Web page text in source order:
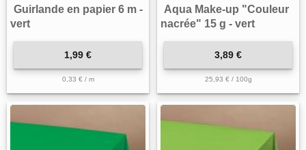
Guirlande en papier 6 m -
vert
1,99 €
0,33 € / m
Aqua Make-up "Couleur
nacrée" 15 g - vert
3,89 €
25,93 € / 100g